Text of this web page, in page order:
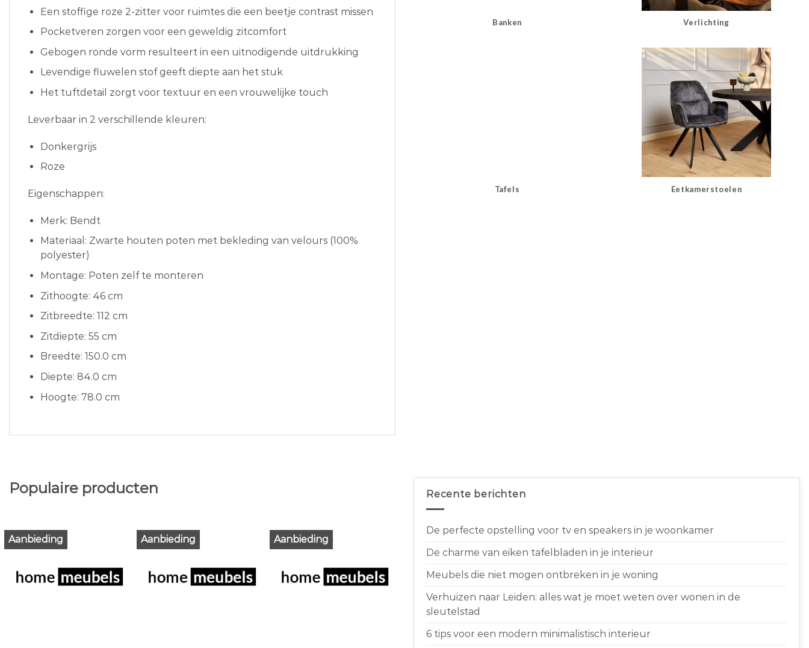
Een stoffige roze 2-zitter voor ruimtes die een beetje contrast missen
Pocketveren zorgen voor een geweldig zitcomfort
Gebogen ronde vorm resulteert in een uitnodigende uitdrukking
Levendige fluwelen stof geeft diepte aan het stuk
Het tuftdetail zorgt voor textuur en een vrouwelijke touch
Leverbaar in 2 verschillende kleuren:
Donkergrijs
Roze
Eigenschappen:
Merk: Bendt
Materiaal: Zwarte houten poten met bekleding van velours (100%
polyester)
Montage: Poten zelf te monteren
Zithoogte: 46 cm
Zitbreedte: 112 cm
Zitdiepte: 55 cm
Breedte: 150.0 cm
Diepte: 84.0 cm
Hoogte: 78.0 cm
Banken Verlichting
Tafels Eetkamerstoelen
Populaire producten
Aanbieding Aanbieding Aanbieding
Recente berichten
De perfecte opstelling voor tv en speakers in je woonkamer
De charme van eiken tafelbladen in je interieur
Meubels die niet mogen ontbreken in je woning
Verhuizen naar Leiden: alles wat je moet weten over wonen in de
sleutelstad
6 tips voor een modern minimalistisch interieur